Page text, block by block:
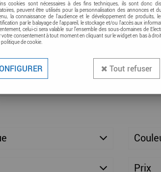
Prix
cookies sont nécessaires à des fins techniques, ils sont donc
peuvent être utilisés pour la personnalisation des annonces et
la connaissance de l'audience et le développement de produits,
par le balayage de l'appareil, le stockage et/ou l'accès aux
celui-ci sera valable sur l’ensemble des sous-domaines de
votre consentement à tout moment en cliquant sur le widget en bas à
de cookie.
Tout refuser